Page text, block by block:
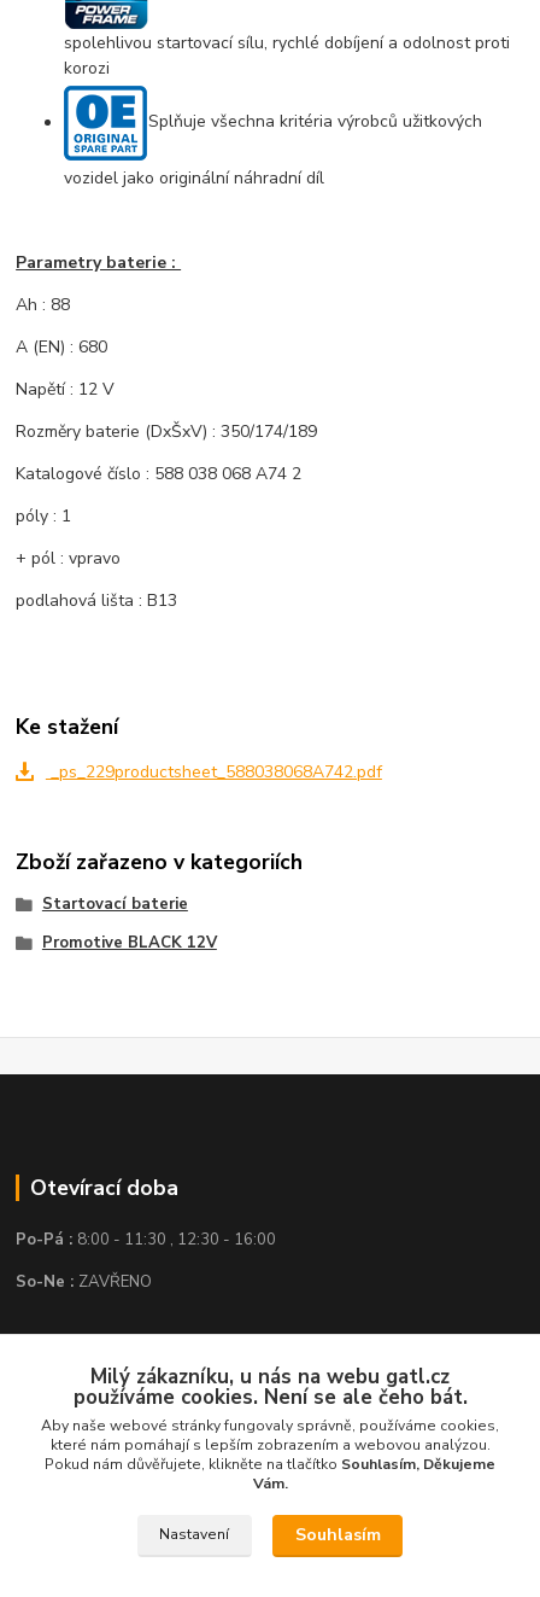
spolehlivou startovací sílu, rychlé dobíjení a odolnost proti
korozi
Splňuje všechna kritéria výrobců užitkových
vozidel jako originální náhradní díl
Parametry baterie :
Ah : 88
A (EN) : 680
Napětí : 12 V
Rozměry baterie (DxŠxV) : 350/174/189
Katalogové číslo : 588 038 068 A74 2
póly : 1
+ pól : vpravo
podlahová lišta : B13
Ke stažení
_ps_229productsheet_588038068A742.pdf
Zboží zařazeno v kategoriích
Startovací baterie
Promotive BLACK 12V
Otevírací doba
Po-Pá : 8:00 - 11:30 , 12:30 - 16:00
So-Ne : ZAVŘENO
Kontakt
GATL s.r.o.
obchod@gatl.cz,info@gatl.cz
Milý zákazníku, u nás na webu gatl.cz
používáme cookies. Není se ale čeho bát.
Aby naše webové stránky fungovaly správně, používáme cookies,
které nám pomáhají s lepším zobrazením a webovou analýzou.
Pokud nám důvěřujete, klikněte na tlačítko Souhlasím, Děkujeme
Vám.
Nastavení Souhlasím